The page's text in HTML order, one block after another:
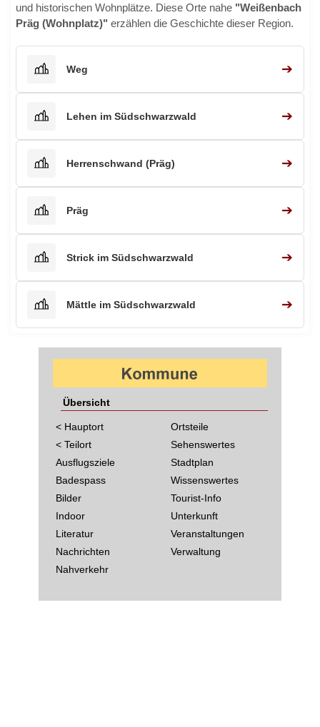
und historischen Wohnplätze. Diese Orte nahe "Weißenbach
Präg (Wohnplatz)" erzählen die Geschichte dieser Region.
Weg ➔
Lehen im Südschwarzwald ➔
Herrenschwand (Präg) ➔
Präg ➔
Strick im Südschwarzwald ➔
Mättle im Südschwarzwald ➔
Übersicht
< Hauptort
< Teilort
Ausflugsziele
Badespass
Bilder
Indoor
Literatur
Nachrichten
Nahverkehr
Ortsteile
Sehenswertes
Stadtplan
Wissenswertes
Tourist-Info
Unterkunft
Veranstaltungen
Verwaltung